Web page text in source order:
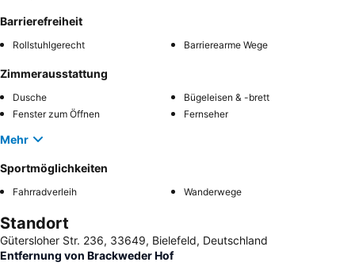
Barrierefreiheit
Rollstuhlgerecht Barrierearme Wege
Zimmerausstattung
Dusche
Bügeleisen & -brett
Fenster zum Öffnen
Fernseher
Mehr
Sportmöglichkeiten
Fahrradverleih Wanderwege
Standort
Gütersloher Str. 236, 33649, Bielefeld, Deutschland
Entfernung von Brackweder Hof